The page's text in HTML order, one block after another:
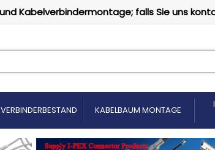
Kabelverbindermontage; falls Sie uns
KABELBAUM MONTAGE